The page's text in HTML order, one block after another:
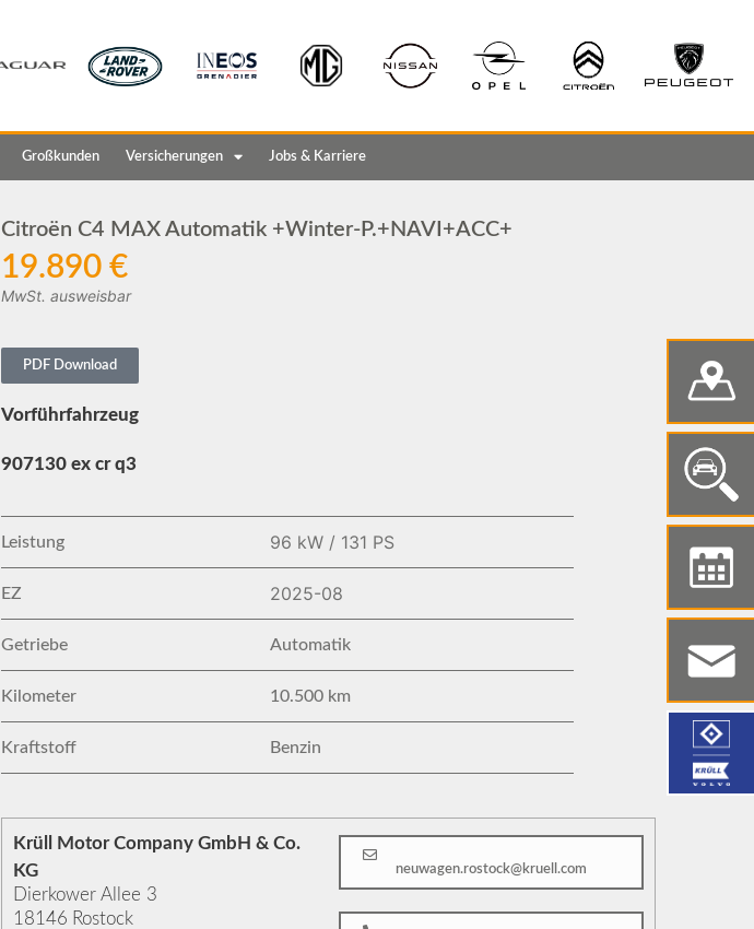
Großkunden Versicherungen Jobs & Karriere
Citroën C4 MAX Automatik +Winter-P.+NAVI+ACC+
19.890 €
MwSt. ausweisbar
PDF Download
Vorführfahrzeug
907130 ex cr q3
Leistung 96 kW / 131 PS
EZ 2025-08
Getriebe Automatik
Kilometer 10.500 km
Kraftstoff Benzin
Krüll Motor Company GmbH & Co.
KG
Dierkower Allee 3
18146 Rostock
neuwagen.rostock@kruell.com